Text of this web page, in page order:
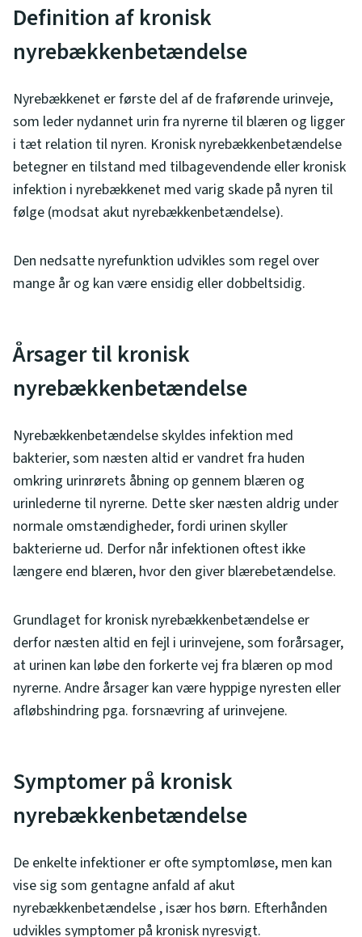
Definition af kronisk
nyrebækkenbetændelse
Nyrebækkenet er første del af de fraførende urinveje,
som leder nydannet urin fra nyrerne til blæren og ligger
i tæt relation til nyren. Kronisk nyrebækkenbetændelse
betegner en tilstand med tilbagevendende eller kronisk
infektion i nyrebækkenet med varig skade på nyren til
følge (modsat akut nyrebækkenbetændelse).
Den nedsatte nyrefunktion udvikles som regel over
mange år og kan være ensidig eller dobbeltsidig.
Årsager til kronisk
nyrebækkenbetændelse
Nyrebækkenbetændelse skyldes infektion med
bakterier, som næsten altid er vandret fra huden
omkring urinrørets åbning op gennem blæren og
urinlederne til nyrerne. Dette sker næsten aldrig under
normale omstændigheder, fordi urinen skyller
bakterierne ud. Derfor når infektionen oftest ikke
længere end blæren, hvor den giver blærebetændelse.
Grundlaget for kronisk nyrebækkenbetændelse er
derfor næsten altid en fejl i urinvejene, som forårsager,
at urinen kan løbe den forkerte vej fra blæren op mod
nyrerne. Andre årsager kan være hyppige nyresten eller
afløbshindring pga. forsnævring af urinvejene.
Symptomer på kronisk
nyrebækkenbetændelse
De enkelte infektioner er ofte symptomløse, men kan
vise sig som gentagne anfald af akut
nyrebækkenbetændelse , især hos børn. Efterhånden
udvikles symptomer på kronisk nyresvigt.